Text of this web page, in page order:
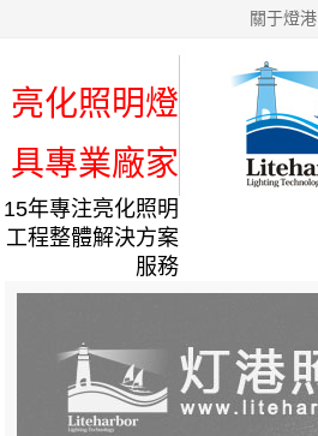
關于燈港
亮化照明燈
具專業廠家
15年專注亮化照明
工程整體解決方案
服務